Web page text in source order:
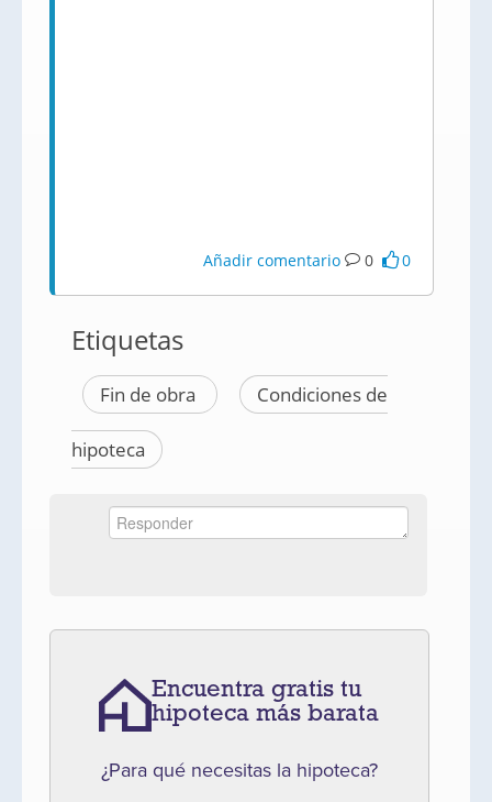
Añadir comentario 0 0
Etiquetas
Fin de obra Condiciones de
hipoteca
Encuentra gratis tu
hipoteca más barata
¿Para qué necesitas la hipoteca?